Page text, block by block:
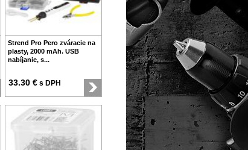
Strend Pro Pero zváracie na
plasty, 2000 mAh. USB
nabíjanie, s...
33.30 € s DPH